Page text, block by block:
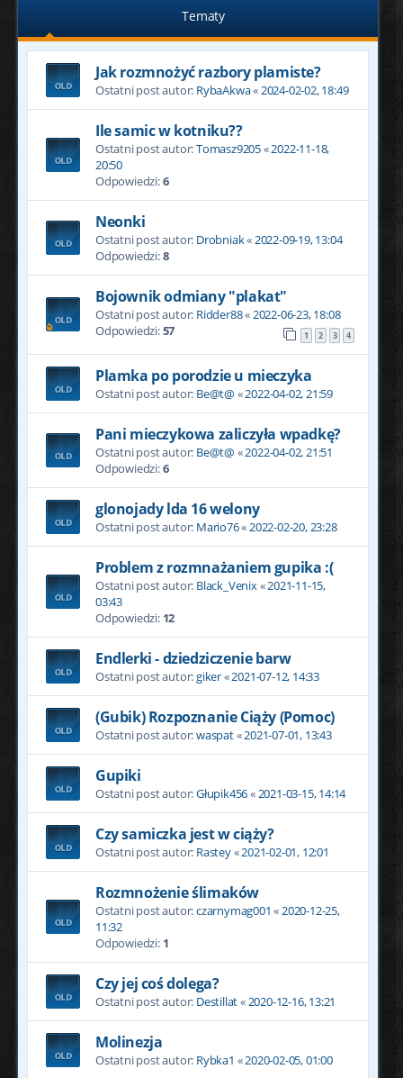
Tematy
Jak rozmnożyć razbory plamiste?
Ostatni post autor: RybaAkwa« 2024-02-02, 18:49
Ile samic w kotniku??
Ostatni post autor:Tomasz9205«2022-11-18,
20:50
Odpowiedzi:6
Neonki
Ostatni post autor: Drobniak« 2022-09-19, 13:04
Odpowiedzi:8
Bojownik odmiany "plakat"
Ostatni post autor: Ridder88« 2022-06-23, 18:08
Odpowiedzi:57 1 2 3 4
Plamka po porodzie u mieczyka
Ostatni post autor: Be@t@ «2022-04-02, 21:59
Pani mieczykowa zaliczyła wpadkę?
Ostatni post autor: Be@t@ «2022-04-02, 21:51
Odpowiedzi:6
glonojady lda 16 welony
Ostatni post autor: Mario76«2022-02-20, 23:28
Problem z rozmnażaniem gupika :(
Ostatni post autor: Black_Venix«2021-11-15,
03:43
Odpowiedzi: 12
Endlerki - dziedziczenie barw
Ostatni post autor:giker«2021-07-12, 14:33
(Gubik) Rozpoznanie Ciąży (Pomoc)
Ostatni post autor:waspat«2021-07-01, 13:43
Gupiki
Ostatni post autor:Głupik456«2021-03-15, 14:14
Czy samiczka jest w ciąży?
Ostatni post autor: Rastey«2021-02-01, 12:01
Rozmnożenie ślimaków
Ostatni post autor:czarnymag001 «2020-12-25,
11:32
Odpowiedzi: 1
Czy jej coś dolega?
Ostatni post autor: Destillat«2020-12-16, 13:21
Molinezja
Ostatni post autor: Rybka1 «2020-02-05, 01:00